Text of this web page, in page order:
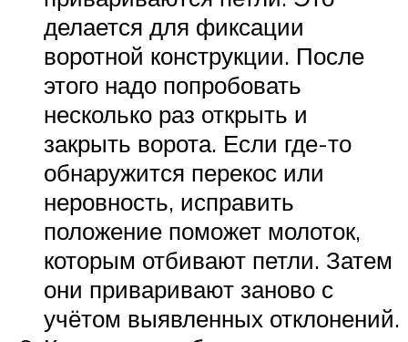
делается для фиксации
воротной конструкции. После
этого надо попробовать
несколько раз открыть и
закрыть ворота. Если где-то
обнаружится перекос или
неровность, исправить
положение поможет молоток,
которым отбивают петли. Затем
они приваривают заново с
учётом выявленных отклонений.